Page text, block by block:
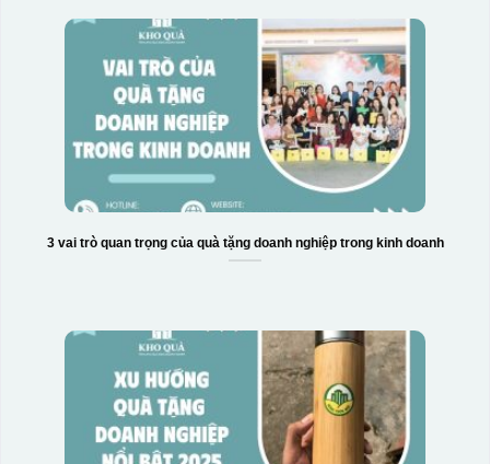
3 vai trò quan trọng của quà tặng doanh nghiệp trong kinh doanh